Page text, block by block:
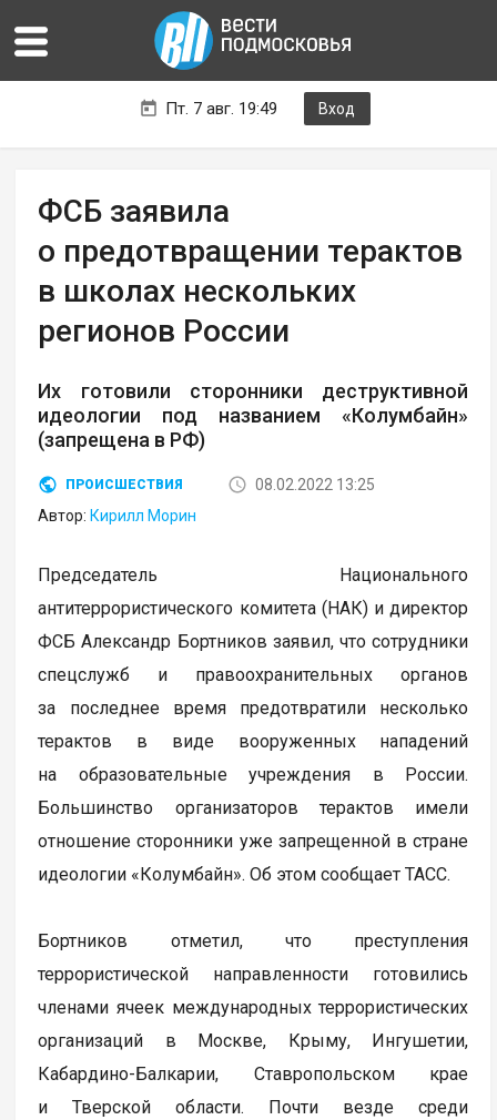
Пт. 7 авг. 19:49 Вход
ФСБ заявила
о предотвращении терактов
в школах нескольких
регионов России
Их готовили сторонники деструктивной
идеологии под названием «Колумбайн»
(запрещена в РФ)
ПРОИСШЕСТВИЯ
08.02.2022 13:25
Автор: Кирилл Морин
Председатель Национального
антитеррористического комитета (НАК) и директор
ФСБ Александр Бортников заявил, что сотрудники
спецслужб и правоохранительных органов
за последнее время предотвратили несколько
терактов в виде вооруженных нападений
на образовательные учреждения в России.
Большинство организаторов терактов имели
отношение сторонники уже запрещенной в стране
идеологии «Колумбайн». Об этом сообщает ТАСС.
Бортников отметил, что преступления
террористической направленности готовились
членами ячеек международных террористических
организаций в Москве, Крыму, Ингушетии,
Кабардино-Балкарии, Ставропольском крае
и Тверской области. Почти везде среди